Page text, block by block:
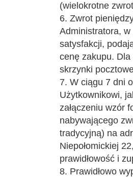
(wielokrotne
6. Zwrot
Administratora,
satysfakcji,
cenę zakupu.
skrzynki
7. W ciągu 7 dni
Użytkownikowi,
załączeniu wzór
nabywającego
tradycyjną) na
Niepołomickiej
prawidłowość i
8. Prawidłowo